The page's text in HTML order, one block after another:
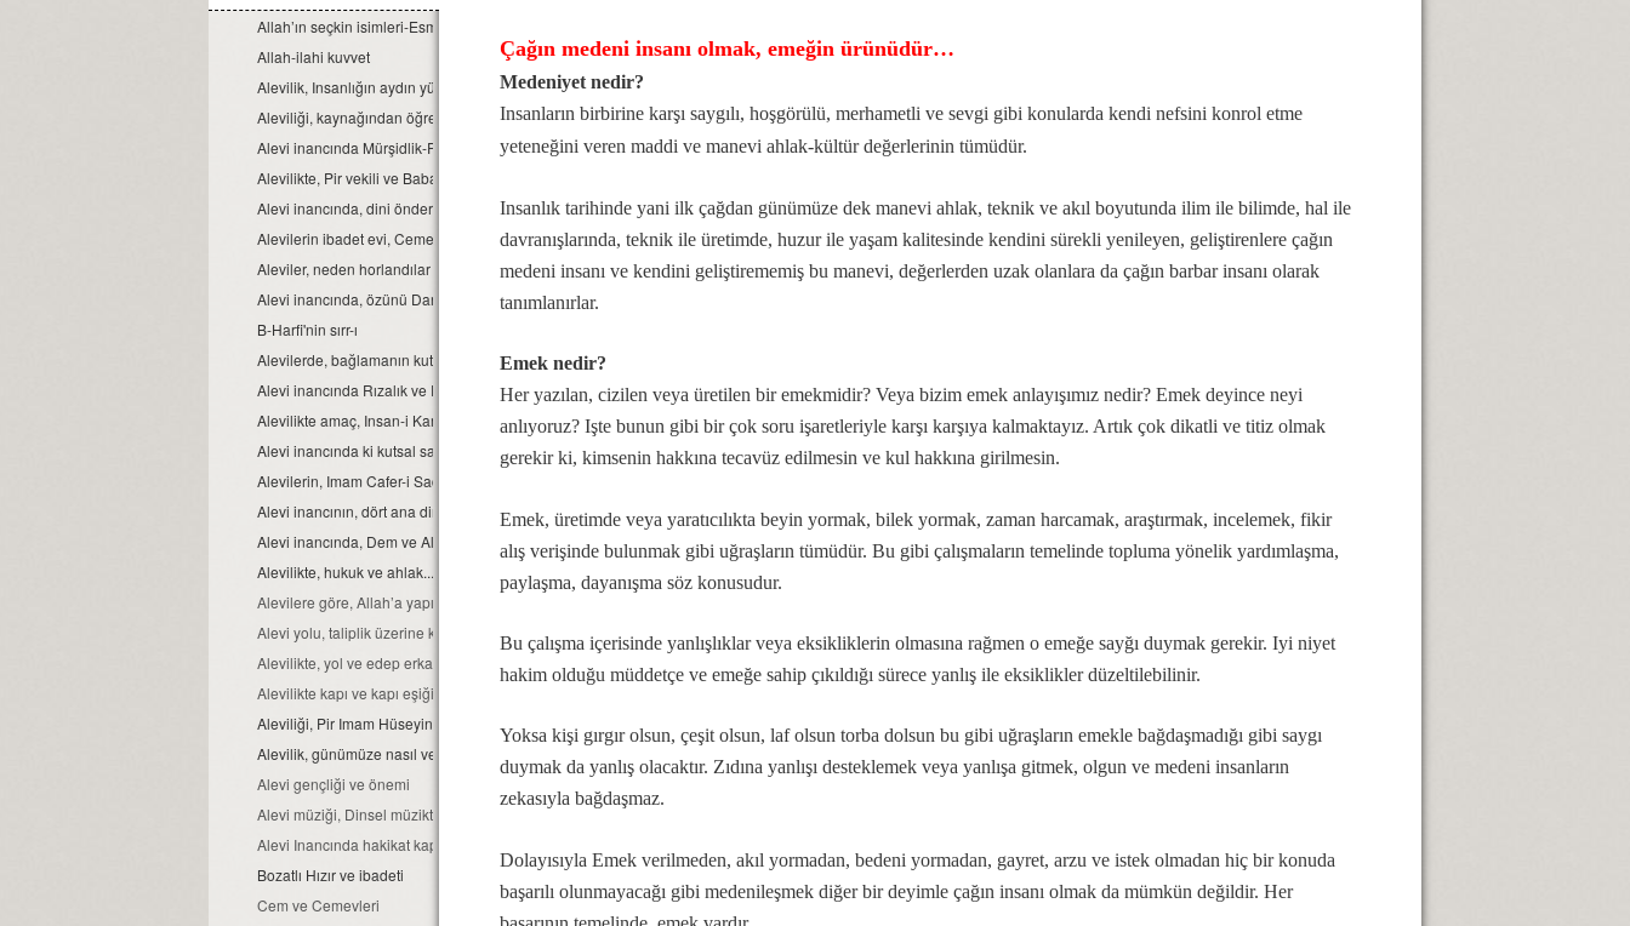
Allah’ın seçkin isimleri-Esma-ül Hüsna
Allah-ilahi kuvvet
Alevilik, Insanlığın aydın yüzüdür
Aleviliği, kaynağından öğrenelim.
Alevi inancında Mürşidlik-Pirlik ikrarı
Alevilikte, Pir vekili ve Babağanlık konumu…
Alevi inancında, dini önder Seyyidlerdir.
Alevilerin ibadet evi, Cemevidir...
Aleviler, neden horlandılar ve horgörüldüler?
Alevi inancında, özünü Dar’a çekmek ve Dar çeşitleri...
B-Harfi'nin sırr-ı
Alevilerde, bağlamanın kutsallığı...
Alevi inancında Rızalık ve Razılık kavramları
Alevilikte amaç, Insan-i Kamil olmaktır...
Alevi inancında ki kutsal sayılar ve manaları...
Alevilerin, Imam Cafer-i Sadık mezhebindeniz deyimi üzerine…
Alevi inancının, dört ana direği.
Alevi inancında, Dem ve Alkol...
Alevilikte, hukuk ve ahlak...
Alevilere göre, Allah’a yapılacak en güzel ibadet
Alevi yolu, taliplik üzerine kurulmuştur...
Alevilikte, yol ve edep erkan nedir?
Alevilikte kapı ve kapı eşiğinin kutsallığı
Aleviliği, Pir Imam Hüseyin gibi yaşamak...
Alevilik, günümüze nasıl ve hangi kaynaklarla gelindi?
Alevi gençliği ve önemi
Alevi müziği, Dinsel müziktir...
Alevi Inancında hakikat kapısı
Bozatlı Hızır ve ibadeti
Cem ve Cemevleri
Çağın medeni insanı olmak, emeğin ürünüdür…
Medeniyet nedir?
Insanların birbirine karşı saygılı, hoşgörülü, merhametli ve sevgi gibi konularda kendi nefsini konrol etme
yeteneğini veren maddi ve manevi ahlak-kültür değerlerinin tümüdür.
Insanlık tarihinde yani ilk çağdan günümüze dek manevi ahlak, teknik ve akıl boyutunda ilim ile bilimde, hal ile
davranışlarında, teknik ile üretimde, huzur ile yaşam kalitesinde kendini sürekli yenileyen, geliştirenlere çağın
medeni insanı ve kendini geliştirememiş bu manevi, değerlerden uzak olanlara da çağın barbar insanı olarak
tanımlanırlar.
Emek nedir?
Her yazılan, cizilen veya üretilen bir emekmidir? Veya bizim emek anlayışımız nedir? Emek deyince neyi
anlıyoruz? Işte bunun gibi bir çok soru işaretleriyle karşı karşıya kalmaktayız. Artık çok dikatli ve titiz olmak
gerekir ki, kimsenin hakkına tecavüz edilmesin ve kul hakkına girilmesin.
Emek, üretimde veya yaratıcılıkta beyin yormak, bilek yormak, zaman harcamak, araştırmak, incelemek, fikir
alış verişinde bulunmak gibi uğraşların tümüdür. Bu gibi çalışmaların temelinde topluma yönelik yardımlaşma,
paylaşma, dayanışma söz konusudur.
Bu çalışma içerisinde yanlışlıklar veya eksikliklerin olmasına rağmen o emeğe sayğı duymak gerekir. Iyi niyet
hakim olduğu müddetçe ve emeğe sahip çıkıldığı sürece yanlış ile eksiklikler düzeltilebilinir.
Yoksa kişi gırgır olsun, çeşit olsun, laf olsun torba dolsun bu gibi uğraşların emekle bağdaşmadığı gibi saygı
duymak da yanlış olacaktır. Zıdına yanlışı desteklemek veya yanlışa gitmek, olgun ve medeni insanların
zekasıyla bağdaşmaz.
Dolayısıyla Emek verilmeden, akıl yormadan, bedeni yormadan, gayret, arzu ve istek olmadan hiç bir konuda
başarılı olunmayacağı gibi medenileşmek diğer bir deyimle çağın insanı olmak da mümkün değildir. Her